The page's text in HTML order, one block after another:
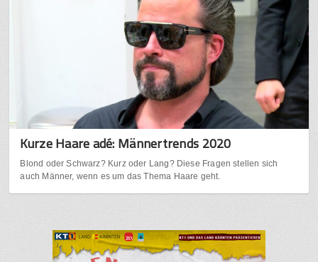
Kurze Haare adé: Männertrends 2020
Blond oder Schwarz? Kurz oder Lang? Diese Fragen stellen sich
auch Männer, wenn es um das Thema Haare geht.